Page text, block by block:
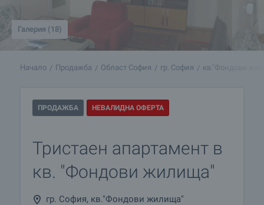
Галерия (18)
Начало Продажба Област София гр. София кв."Фондови
ПРОДАЖБА НЕВАЛИДНА ОФЕРТА
Тристаен апартамент в
кв. "Фондови жилища"
гр. София, кв."Фондови жилища"